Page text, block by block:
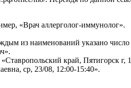
«Врач аллерголог-иммунолог».
из наименований указано
край, Пятигорск г,
ср, 23/08, 12:00-15:40».